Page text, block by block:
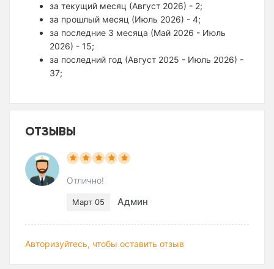
за текущий месяц (Август 2026) - 2;
за прошлый месяц (Июль 2026) - 4;
за последние 3 месяца (Май 2026 - Июль
2026) - 15;
за последний год (Август 2025 - Июль 2026) -
37;
ОТЗЫВЫ
Отлично!
Март 05 Админ
Авторизуйтесь, чтобы оставить отзыв